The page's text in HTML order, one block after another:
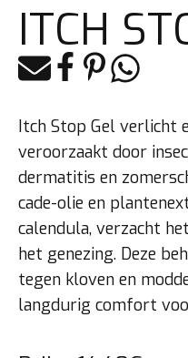
ITCH
E-mailFacebook
PinterestWhatsapp
Itch Stop Gel verlicht
veroorzaakt door
dermatitis en
cade-olie en
calendula, verzacht
het genezing. Deze
tegen kloven en
langdurig comfort